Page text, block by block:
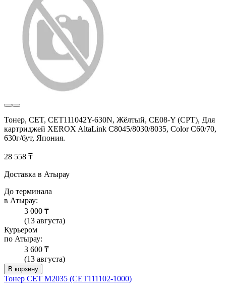
Тонер, CET, CET111042Y-630N, Жёлтый, CE08-Y (CPT), Для
картриджей XEROX AltaLink C8045/8030/8035, Color C60/70,
630г/бут, Япония.
28 558 ₸
Доставка в Атырау
До терминала
в Атырау:
3 000 ₸
(13 августа)
Курьером
по Атырау:
3 600 ₸
(13 августа)
В корзину
Тонер CET M2035 (CET111102-1000)